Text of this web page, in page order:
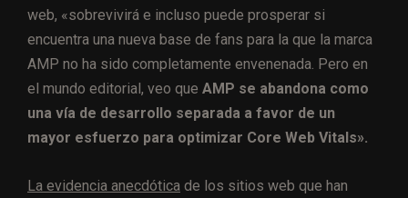
web, «sobrevivirá e incluso puede prosperar si
encuentra una nueva base de fans para la que la marca
AMP no ha sido completamente envenenada. Pero en
el mundo editorial, veo que AMP se abandona como
una vía de desarrollo separada a favor de un
mayor esfuerzo para optimizar Core Web Vitals».
La evidencia anecdótica de los sitios web que han